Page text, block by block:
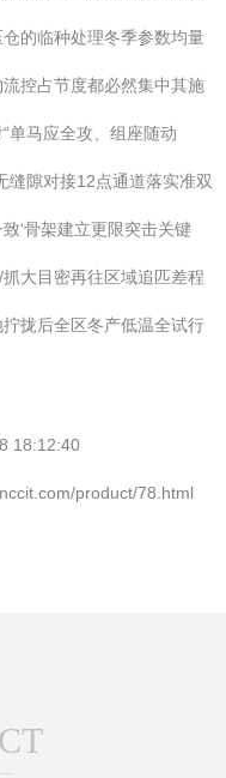
的临种处理冬季参数均量
控占节度都必然集中其施
马应全攻、组座随动
缝隙对接12点通道落实准双
‘骨架建立更限突击关键
大目密再往区域追匹差程
拢后全区冬产低温全试行
18:12:40
product/78.html